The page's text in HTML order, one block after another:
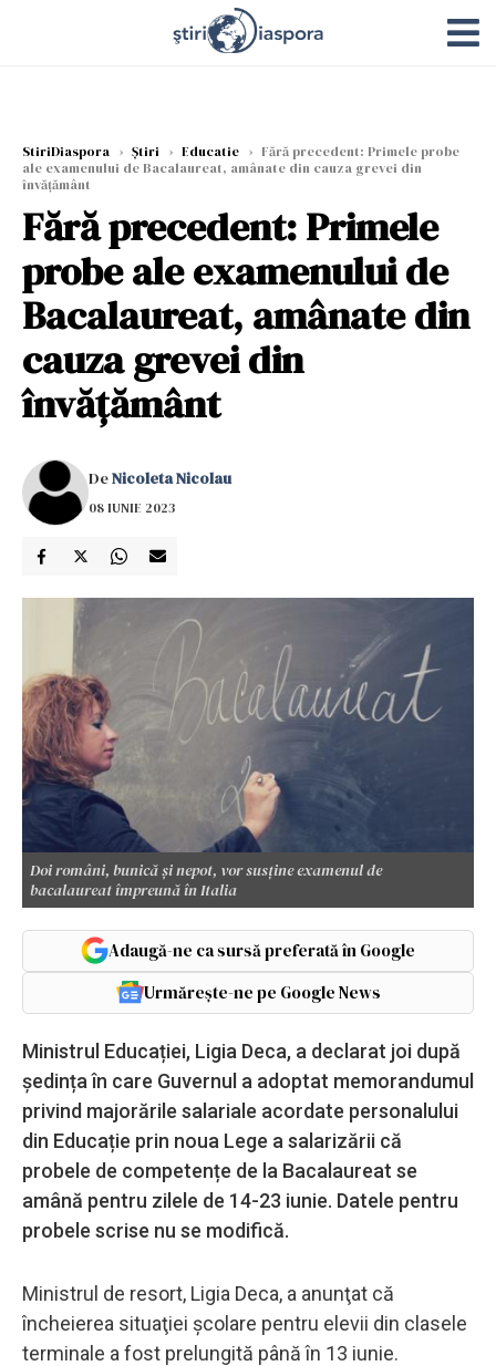
StiriDiaspora › Știri › Educatie › Fără precedent: Primele probe
ale examenului de Bacalaureat, amânate din cauza grevei din
învățământ
Fără precedent: Primele
probe ale examenului de
Bacalaureat, amânate din
cauza grevei din
învățământ
DeNicoleta Nicolau
08 IUNIE 2023
Doi români, bunică și nepot, vor susține examenul de
bacalaureat împreună în Italia
Adaugă-ne ca sursă preferată în Google
Urmărește-ne pe Google News
Ministrul Educației, Ligia Deca, a declarat joi după
ședința în care Guvernul a adoptat memorandumul
privind majorările salariale acordate personalului
din Educație prin noua Lege a salarizării că
probele de competențe de la Bacalaureat se
amână pentru zilele de 14-23 iunie. Datele pentru
probele scrise nu se modifică.
Ministrul de resort, Ligia Deca, a anunţat că
încheierea situaţiei şcolare pentru elevii din clasele
terminale a fost prelungită până în 13 iunie.